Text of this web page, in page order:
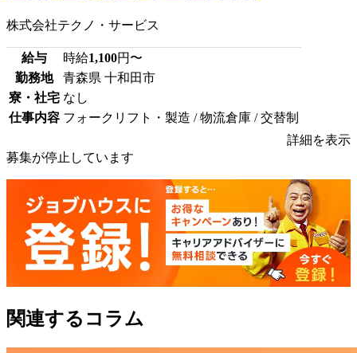
株式会社テクノ・サービス
給与 時給1,100円〜
勤務地
青森県 十和田市
寮・社宅 なし
仕事内容 フォークリフト・製造 / 物流倉庫 / 交替制
詳細を表示
募集が停止しています
関連するコラム